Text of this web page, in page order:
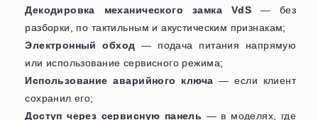
Декодировка механического замка VdS— без
разборки, по тактильным и акустическим признакам;
Электронный обход — подача питания напрямую
или использование сервисного режима;
Использование аварийного ключа — если клиент
сохранил его;
Доступ через сервисную панель — в моделях, где